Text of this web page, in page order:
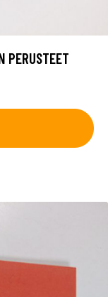
PERUSTEET